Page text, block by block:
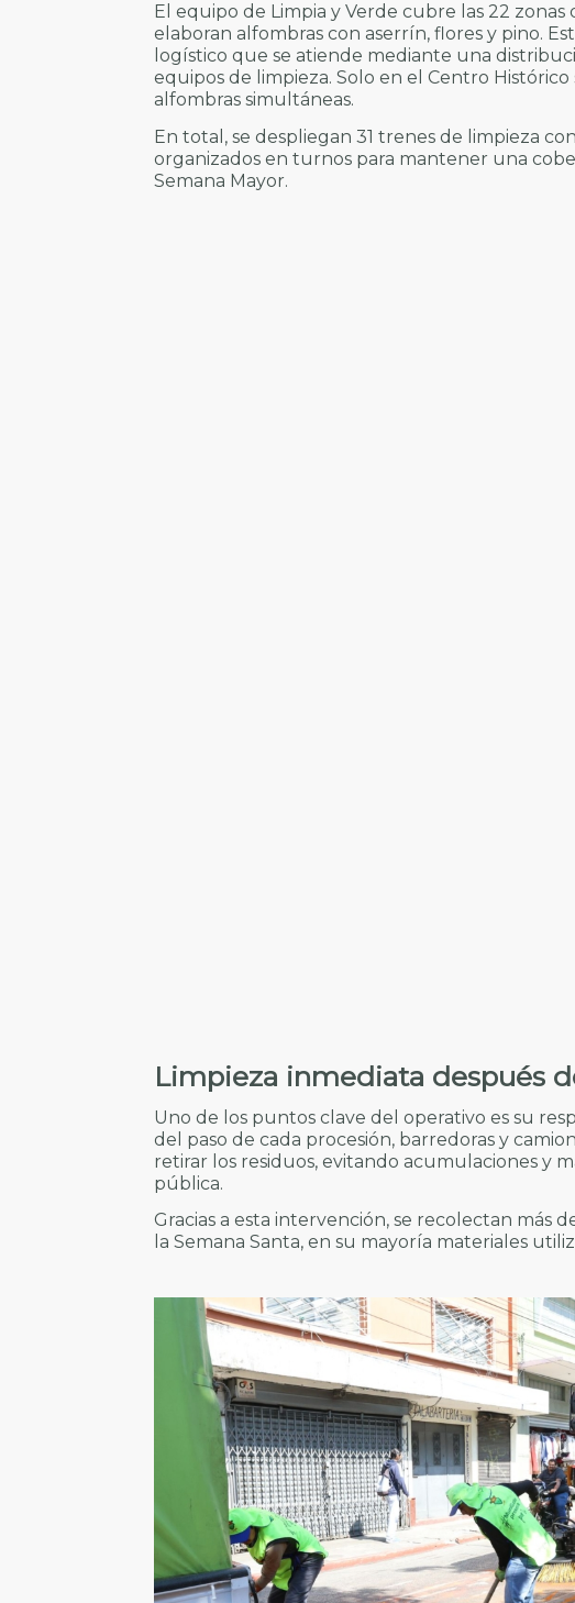
El equipo de Limpia y Verde cubre las 22
elaboran alfombras con aserrín, flores y pino.
logístico que se atiende mediante una
equipos de limpieza. Solo en el Centro
alfombras simultáneas.
En total, se despliegan 31 trenes de limpieza
organizados en turnos para mantener una
Semana Mayor.
Limpieza inmediata después
Uno de los puntos clave del operativo es su
del paso de cada procesión, barredoras y
retirar los residuos, evitando acumulaciones y
pública.
Gracias a esta intervención, se recolectan más
la Semana Santa, en su mayoría materiales